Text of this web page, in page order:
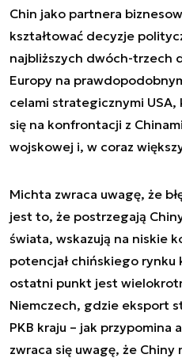
Chin jako partnera
kształtować decyzje
najbliższych dwóch-trzech
Europy na
celami strategicznymi
się na konfrontacji z
wojskowej i, w coraz
Michta zwraca uwagę, że
jest to, że postrzegają
świata, wskazują na niskie
potencjał chińskiego rynku
ostatni punkt jest
Niemczech, gdzie eksport
PKB kraju – jak
zwraca się uwagę, że